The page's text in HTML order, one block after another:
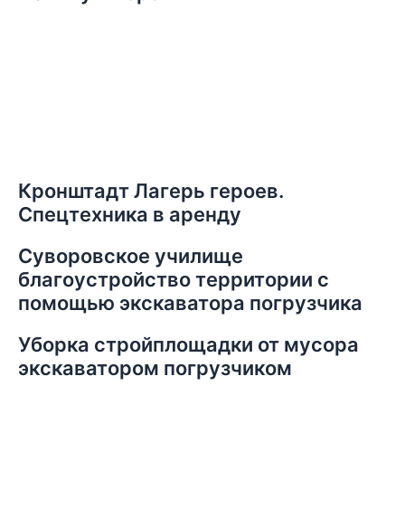
Кронштадт Лагерь героев.
Спецтехника в аренду
Суворовское училище
благоустройство территории с
помощью экскаватора погрузчика
Уборка стройплощадки от мусора
экскаватором погрузчиком